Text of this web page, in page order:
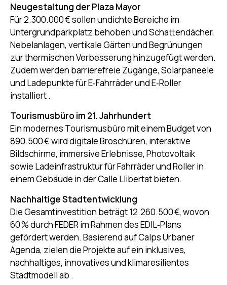
Neugestaltung der Plaza Mayor
Für 2.300.000 € sollen undichte Bereiche im
Untergrundparkplatz behoben und Schattendächer,
Nebelanlagen, vertikale Gärten und Begrünungen
zur thermischen Verbesserung hinzugefügt werden.
Zudem werden barrierefreie Zugänge, Solarpaneele
und Ladepunkte für E‑Fahrräder und E‑Roller
installiert.
Tourismusbüro im 21. Jahrhundert
Ein modernes Tourismusbüro mit einem Budget von
890.500 € wird digitale Broschüren, interaktive
Bildschirme, immersive Erlebnisse, Photovoltaik
sowie Ladeinfrastruktur für Fahrräder und Roller in
einem Gebäude in der Calle Llibertat bieten.
Nachhaltige Stadtentwicklung
Die Gesamtinvestition beträgt 12.260.500 €, wovon
60 % durch FEDER im Rahmen des EDIL‑Plans
gefördert werden. Basierend auf Calps Urbaner
Agenda, zielen die Projekte auf ein inklusives,
nachhaltiges, innovatives und klimaresilientes
Stadtmodell ab .